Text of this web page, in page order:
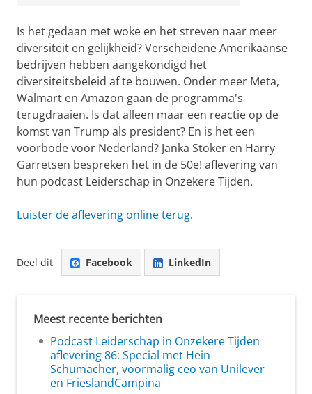
Is het gedaan met woke en het streven naar meer
diversiteit en gelijkheid? Verscheidene Amerikaanse
bedrijven hebben aangekondigd het
diversiteitsbeleid af te bouwen. Onder meer Meta,
Walmart en Amazon gaan de programma's
terugdraaien. Is dat alleen maar een reactie op de
komst van Trump als president? En is het een
voorbode voor Nederland? Janka Stoker en Harry
Garretsen bespreken het in de 50e! aflevering van
hun podcast Leiderschap in Onzekere Tijden.
Luister de aflevering online terug.
Deel dit Facebook LinkedIn
Meest recente berichten
Podcast Leiderschap in Onzekere Tijden
aflevering 86: Special met Hein
Schumacher, voormalig ceo van Unilever
en FrieslandCampina